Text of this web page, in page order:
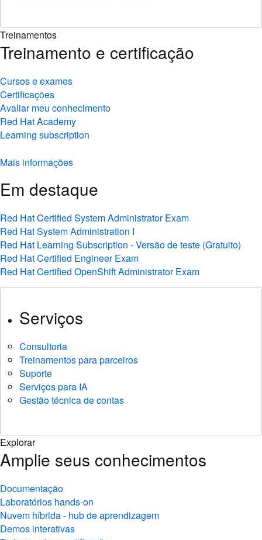
Treinamentos
Treinamento e certificação
Cursos e exames
Certificações
Avaliar meu conhecimento
Red Hat Academy
Learning subscription
Mais informações
Em destaque
Red Hat Certified System Administrator Exam
Red Hat System Administration I
Red Hat Learning Subscription - Versão de teste (Gratuito)
Red Hat Certified Engineer Exam
Red Hat Certified OpenShift Administrator Exam
Serviços
Consultoria
Treinamentos para parceiros
Suporte
Serviços para IA
Gestão técnica de contas
Explorar
Amplie seus conhecimentos
Documentação
Laboratórios hands-on
Nuvem híbrida - hub de aprendizagem
Demos interativas